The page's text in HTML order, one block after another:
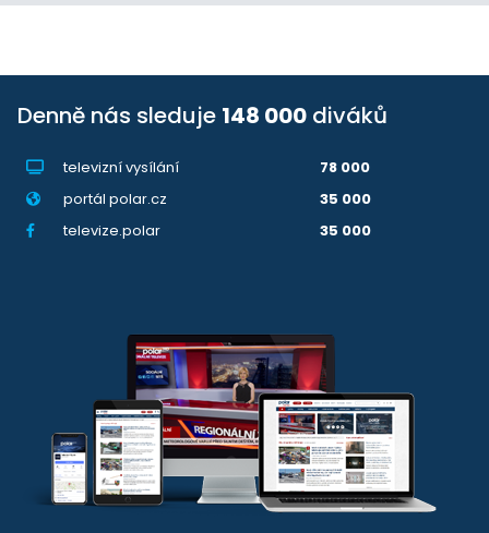
Denně nás sleduje 148 000 diváků
televizní vysílání
78 000
portál polar.cz
35 000
televize.polar
35 000